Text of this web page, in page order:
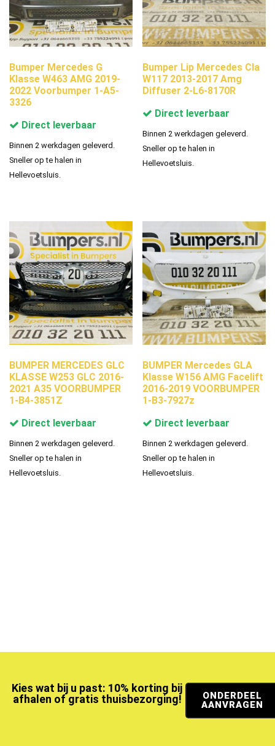
Bumper Mercedes G
Klasse W463 AMG 2019-
2022 Voorbumper 1-A5-
3326
Direct leverbaar
Binnen 2 werkdagen geleverd.
Sneller op te halen in
Hellevoetsluis.
Bumper Lip Mercedes Cla
W117 2013-2017 Amg
Diffuser 2-L6-8170R
Direct leverbaar
Binnen 2 werkdagen geleverd.
Sneller op te halen in
Hellevoetsluis.
BUMPER MERCEDES GLC
KLASSE W253 GLC 2016-
2021 A35 VOORBUMPER
1-B4-3851Z
Direct leverbaar
Binnen 2 werkdagen geleverd.
Sneller op te halen in
Hellevoetsluis.
BUMPER Mercedes GLA
Klasse W156 AMG Facelift
2016-2019 VOORBUMPER
1-B3-7927z
Direct leverbaar
Binnen 2 werkdagen geleverd.
Sneller op te halen in
Hellevoetsluis.
Kies wat bij u past: 10% korting bij
afhalen of gratis thuisbezorging!
ONDERDEEL
AANVRAGEN